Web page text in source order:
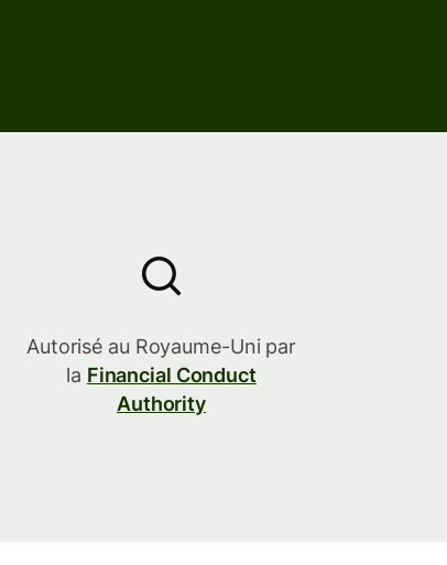
Autorisé au Royaume-Uni par
la Financial Conduct
Authority